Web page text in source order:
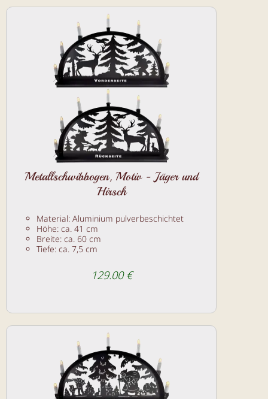
Metallschwibbogen, Motiv - Jäger und
Hirsch
Material: Aluminium pulverbeschichtet
Höhe: ca. 41 cm
Breite: ca. 60 cm
Tiefe: ca. 7,5 cm
129.00 €